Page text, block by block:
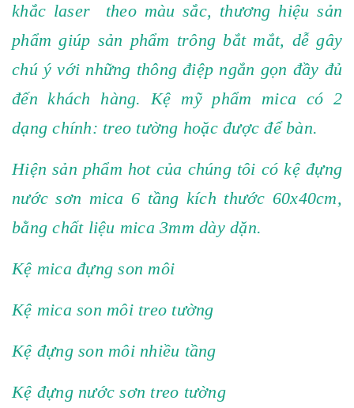
khắc laser theo màu sắc, thương hiệu sản
phẩm giúp sản phẩm trông bắt mắt, dễ gây
chú ý với những thông điệp ngắn gọn đầy đủ
đến khách hàng. Kệ mỹ phẩm mica có 2
dạng chính: treo tường hoặc được để bàn.
Hiện sản phẩm hot của chúng tôi có kệ đựng
nước sơn mica 6 tầng kích thước 60x40cm,
bằng chất liệu mica 3mm dày dặn.
Kệ mica đựng son môi
Kệ mica son môi treo tường
Kệ đựng son môi nhiều tầng
Kệ đựng nước sơn treo tường